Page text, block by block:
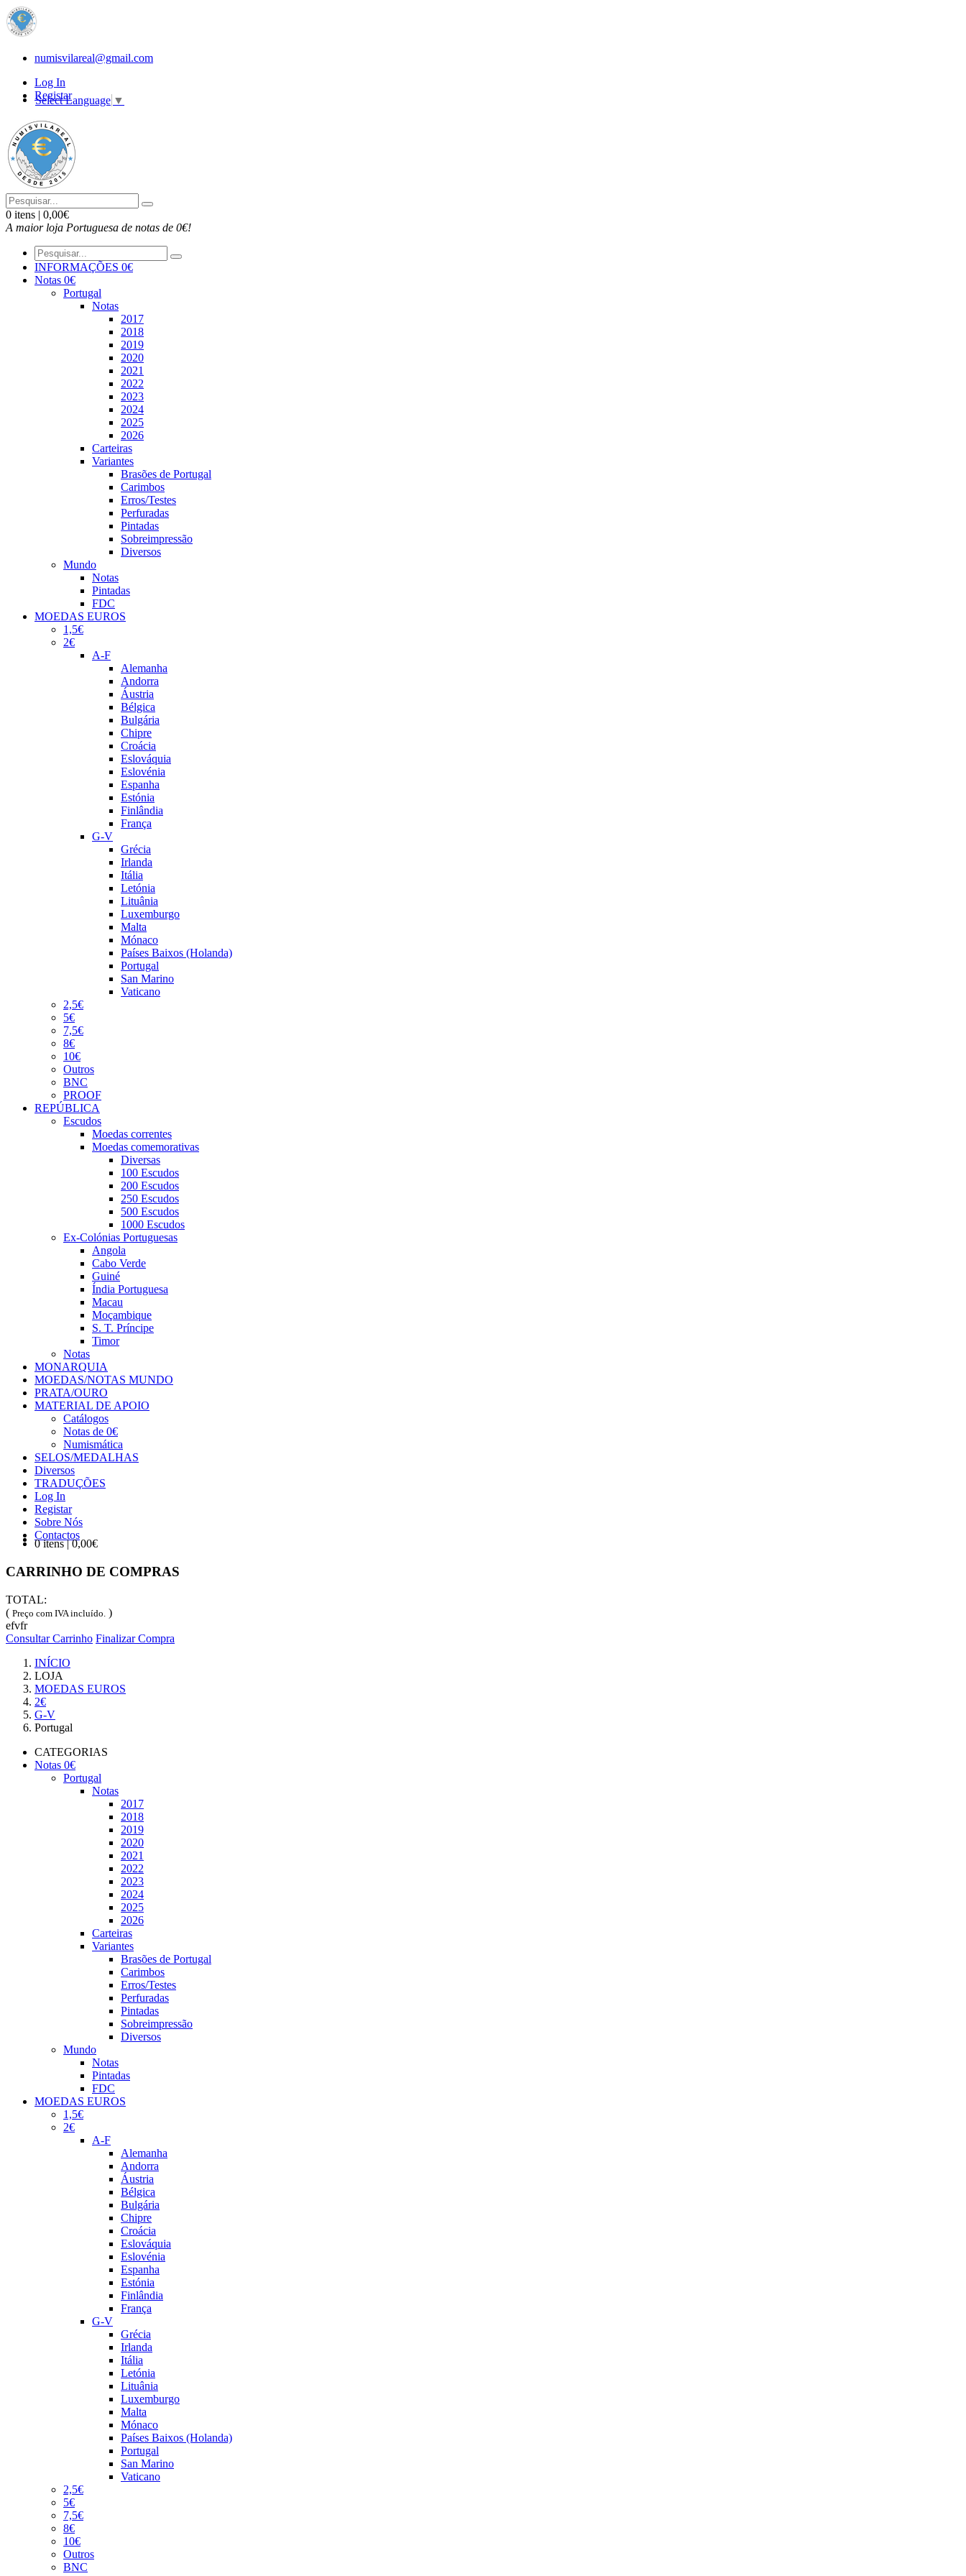
numisvilareal@gmail.com
Log In
Registar
Select Language ▼
0 itens | 0,00€
A maior loja Portuguesa de notas de 0€!
INFORMAÇÕES 0€
Notas 0€
Portugal
Notas
2017
2018
2019
2020
2021
2022
2023
2024
2025
2026
Carteiras
Variantes
Brasões de Portugal
Carimbos
Erros/Testes
Perfuradas
Pintadas
Sobreimpressão
Diversos
Mundo
Notas
Pintadas
FDC
MOEDAS EUROS
1,5€
2€
A-F
Alemanha
Andorra
Áustria
Bélgica
Bulgária
Chipre
Croácia
Eslováquia
Eslovénia
Espanha
Estónia
Finlândia
França
G-V
Grécia
Irlanda
Itália
Letónia
Lituânia
Luxemburgo
Malta
Mónaco
Países Baixos (Holanda)
Portugal
San Marino
Vaticano
2,5€
5€
7,5€
8€
10€
Outros
BNC
PROOF
REPÚBLICA
Escudos
Moedas correntes
Moedas comemorativas
Diversas
100 Escudos
200 Escudos
250 Escudos
500 Escudos
1000 Escudos
Ex-Colónias Portuguesas
Angola
Cabo Verde
Guiné
Índia Portuguesa
Macau
Moçambique
S. T. Príncipe
Timor
Notas
MONARQUIA
MOEDAS/NOTAS MUNDO
PRATA/OURO
MATERIAL DE APOIO
Catálogos
Notas de 0€
Numismática
SELOS/MEDALHAS
Diversos
TRADUÇÕES
Log In
Registar
Sobre Nós
Contactos
0 itens | 0,00€
CARRINHO DE COMPRAS
TOTAL:
( Preço com IVA incluído. )
efvfr
Consultar Carrinho Finalizar Compra
INÍCIO
LOJA
MOEDAS EUROS
2€
G-V
Portugal
CATEGORIAS
Notas 0€
Portugal
Notas
2017
2018
2019
2020
2021
2022
2023
2024
2025
2026
Carteiras
Variantes
Brasões de Portugal
Carimbos
Erros/Testes
Perfuradas
Pintadas
Sobreimpressão
Diversos
Mundo
Notas
Pintadas
FDC
MOEDAS EUROS
1,5€
2€
A-F
Alemanha
Andorra
Áustria
Bélgica
Bulgária
Chipre
Croácia
Eslováquia
Eslovénia
Espanha
Estónia
Finlândia
França
G-V
Grécia
Irlanda
Itália
Letónia
Lituânia
Luxemburgo
Malta
Mónaco
Países Baixos (Holanda)
Portugal
San Marino
Vaticano
2,5€
5€
7,5€
8€
10€
Outros
BNC